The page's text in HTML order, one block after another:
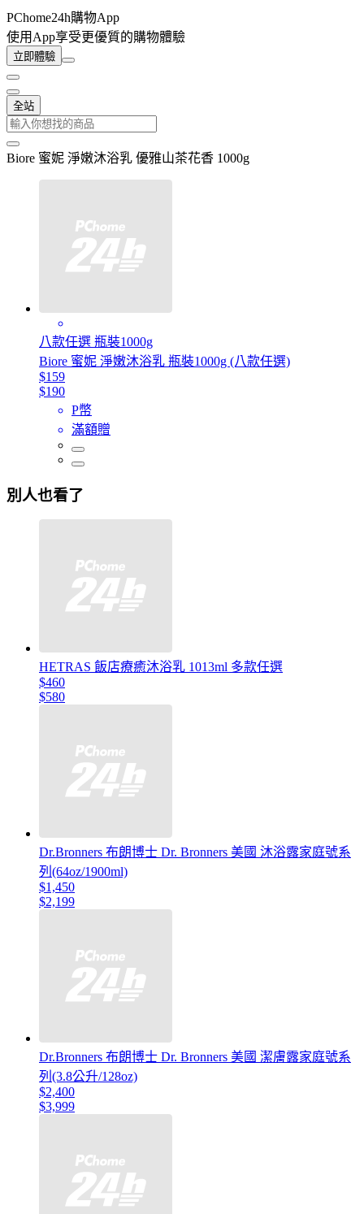
PChome24h購物App
使用App享受更優質的購物體驗
立即體驗
全站
Biore 蜜妮 淨嫩沐浴乳 優雅山茶花香 1000g
八款任選 瓶裝1000g
Biore 蜜妮 淨嫩沐浴乳 瓶裝1000g (八款任選)
$159
$190
P幣
滿額贈
別人也看了
HETRAS 飯店療癒沐浴乳 1013ml 多款任選
$460
$580
Dr.Bronners 布朗博士 Dr. Bronners 美國 沐浴露家庭號系
列(64oz/1900ml)
$1,450
$2,199
Dr.Bronners 布朗博士 Dr. Bronners 美國 潔膚露家庭號系
列(3.8公升/128oz)
$2,400
$3,999